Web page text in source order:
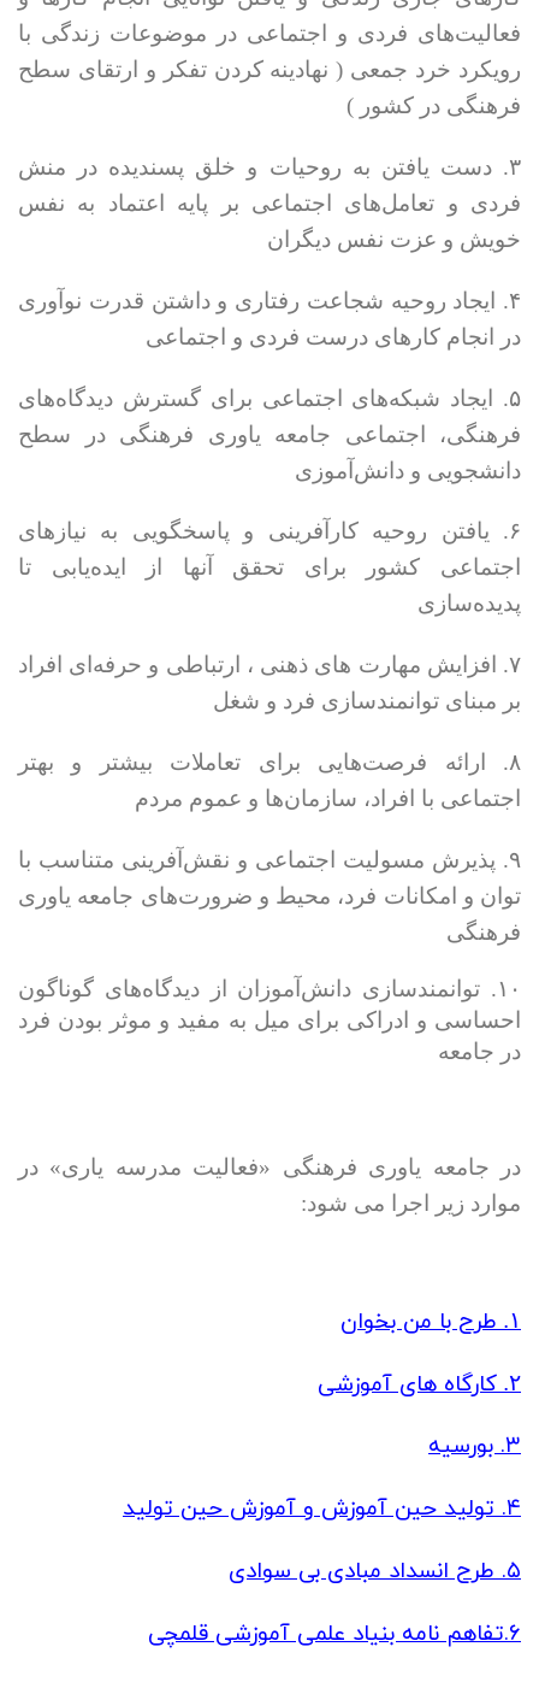
فعالیت‌های فردی و اجتماعی در موضوعات زندگی با
رویکرد خرد جمعی ( نهادینه کردن تفکر و ارتقای سطح
فرهنگی در کشور )
۳. دست یافتن به روحیات و خلق پسندیده در منش
فردی و تعامل‌های اجتماعی بر پایه اعتماد به نفس
خویش و عزت نفس دیگران
۴. ایجاد روحیه شجاعت رفتاری و داشتن قدرت نوآوری
در انجام کارهای درست فردی و اجتماعی
۵. ایجاد شبکه‌های اجتماعی برای گسترش دیدگاه‌های
فرهنگی، اجتماعی جامعه یاوری فرهنگی در سطح
دانشجویی و دانش‌آموزی
۶. یافتن روحیه کارآفرینی و پاسخگویی به نیازهای
اجتماعی کشور برای تحقق آنها از ایده‌یابی تا
پدیده‌سازی
۷. افزایش مهارت های ذهنی ، ارتباطی و حرفه‌ای افراد
بر مبنای توانمند‌سازی فرد و شغل
۸. ارائه فرصت‌هایی برای تعاملات بیشتر و بهتر
اجتماعی با افراد، سازما‌ن‌ها و عموم مردم
۹. پذیرش مسولیت اجتماعی و نقش‌آفرینی متناسب با
توان و امکانات فرد، محیط و ضرورت‌های جامعه یاوری
فرهنگی
۱۰. توانمندسازی دانش‌آموزان از دیدگاه‌های گوناگون
احساسی و ادراکی برای میل به مفید و موثر بودن فرد
در جامعه
در جامعه یاوری فرهنگی «فعالیت مدرسه یاری» در
موارد زیر اجرا می شود:
۱. طرح با من بخوان
۲. کارگاه های آموزشی
۳.بورسیه
۴.تولید حین آموزش و آموزش حین تولید
۵. طرح انسداد مبادی بی سوادی
۶.تفاهم نامه بنیاد علمی آموزشی قلمچی